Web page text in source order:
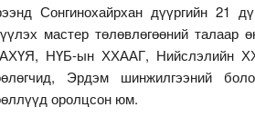
Сонгинохайрхан дүүргийн 21
мастер төлөвлөгөөний
НҮБ-ын ХХААГ, Нийслэлийн
Эрдэм шинжилгээний
оролцсон юм.